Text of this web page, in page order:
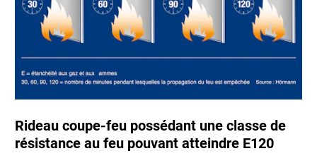
Rideau coupe-feu possédant une classe de
résistance au feu pouvant atteindre E120